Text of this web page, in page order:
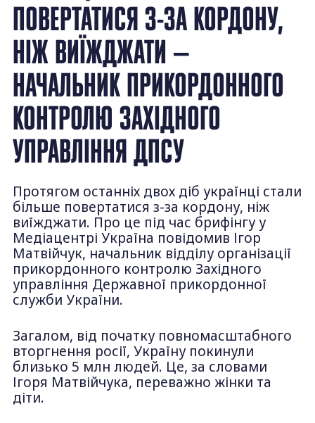
ПОВЕРТАТИСЯ З-ЗА КОРДОНУ,
НІЖ ВИЇЖДЖАТИ —
НАЧАЛЬНИК ПРИКОРДОННОГО
КОНТРОЛЮ ЗАХІДНОГО
УПРАВЛІННЯ ДПСУ
Протягом останніх двох діб українці стали
більше повертатися з-за кордону, ніж
виїжджати. Про це під час брифінгу у
Медіацентрі Україна повідомив Ігор
Матвійчук, начальник відділу організації
прикордонного контролю Західного
управління Державної прикордонної
служби України.
Загалом, від початку повномасштабного
вторгнення росії, Україну покинули
близько 5 млн людей. Це, за словами
Ігоря Матвійчука, переважно жінки та
діти.